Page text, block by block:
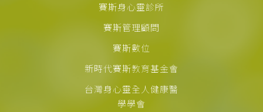
賽斯身心靈診所
賽斯管理顧問
賽斯數位
新時代賽斯教育基金會
台灣身心靈全人健康醫
學學會